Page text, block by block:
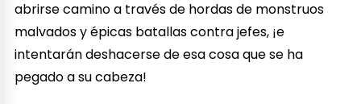
abrirse camino a través de hordas de monstruos
malvados y épicas batallas contra jefes, ¡e
intentarán deshacerse de esa cosa que se ha
pegado a su cabeza!